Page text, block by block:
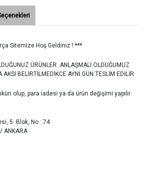
Sitemize Hoş Geldiniz ! ***
ÜRÜNLER ANLAŞMALI OLDUĞUMUZ
AKSİ BELİRTİLMEDİKCE AYNI GÜN TESLİM EDİLİR
olup, para iadesi ya da ürün değişimi yapılır.
5. Blok, No : 74